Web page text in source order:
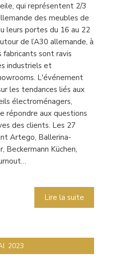
qui représentent 2/3
des meubles de
leurs portes du 16 au 22
de l’A30 allemande, à
sont ravis
industriels et
L'événement
les tendances liés aux
électroménagers,
répondre aux questions
des clients. Les 27
Artego, Ballerina-
Beckermann Küchen,
Lire la suite
2023